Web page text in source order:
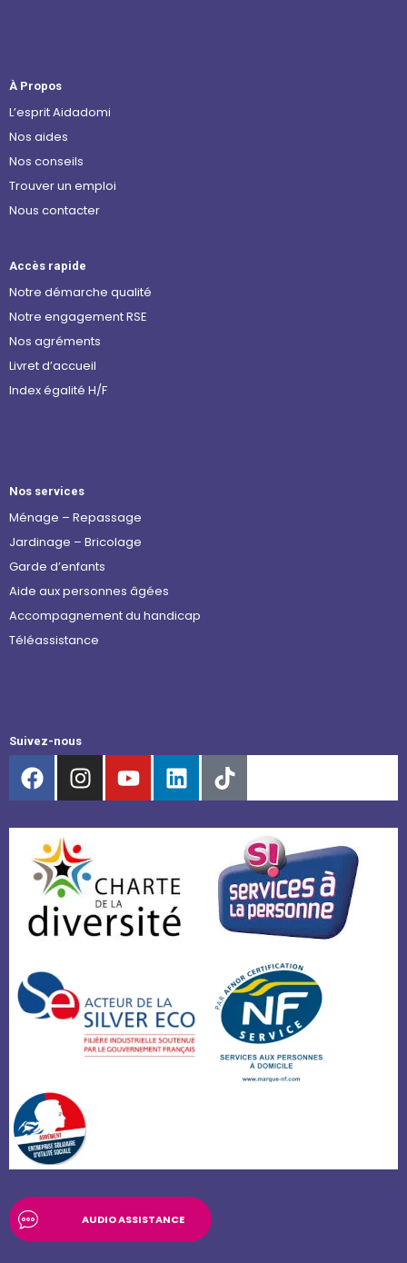
À Propos
L’esprit Aidadomi
Nos aides
Nos conseils
Trouver un emploi
Nous contacter
Accès rapide
Notre démarche qualité
Notre engagement RSE
Nos agréments
Livret d’accueil
Index égalité H/F
Nos services
Ménage – Repassage
Jardinage – Bricolage
Garde d’enfants
Aide aux personnes âgées
Accompagnement du handicap
Téléassistance
Suivez-nous
AUDIO ASSISTANCE